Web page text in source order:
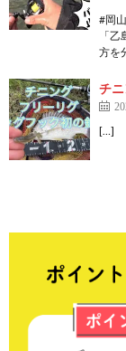
#岡
「
方を
チ
[…]